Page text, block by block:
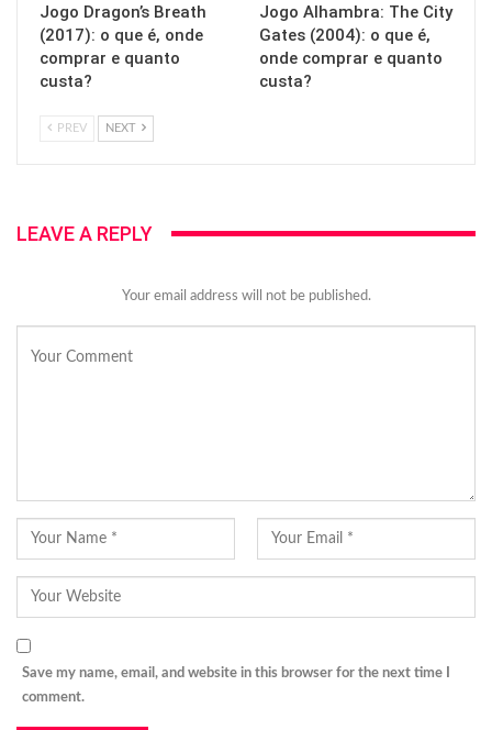
Jogo Dragon’s Breath
(2017): o que é, onde
comprar e quanto
custa?
Jogo Alhambra: The City
Gates (2004): o que é,
onde comprar e quanto
custa?
PREV NEXT
LEAVE A REPLY
Your email address will not be published.
Save my name, email, and website in this browser for the next time I
comment.